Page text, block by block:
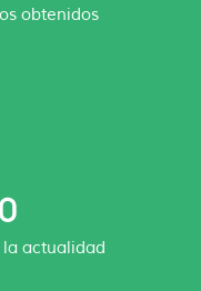
obtenidos
la actualidad